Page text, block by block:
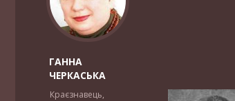
ГАННА
ЧЕРКАСЬКА
Краєзнавець,